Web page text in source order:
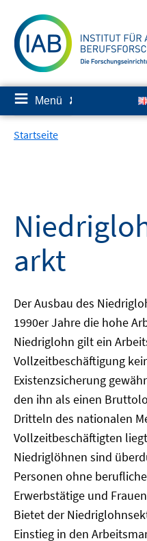
zum
Inhalt
≡ Menü ✘
Startseite
arkt
Der Ausbau des
1990er Jahre die hohe
Niedriglohn gilt ein
Vollzeitbeschäftigung
Existenzsicherung
den ihn als einen
Dritteln des nationalen
Vollzeitbeschäftigten
Niedriglöhnen sind
Personen ohne
Erwerbstätige und
Bietet der
Einstieg in den